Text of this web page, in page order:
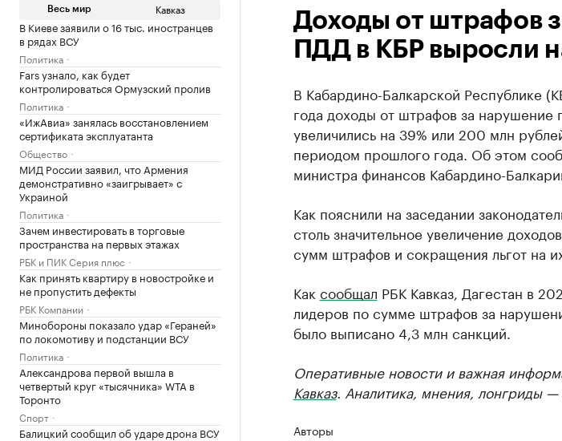
Весь мир Кавказ
В Киеве заявили о 16 тыс. иностранцев
в рядах ВСУ
Политика
Fars узнало, как будет
контролироваться Ормузский пролив
Политика
«ИжАвиа» занялась восстановлением
сертификата эксплуатанта
Общество
МИД России заявил, что Армения
демонстративно «заигрывает» с
Украиной
Политика
Зачем инвестировать в торговые
пространства на первых этажах
РБК и ПИК Серия плюс
Как принять квартиру в новостройке и
не пропустить дефекты
РБК Компании
Минобороны показало удар «Гераней»
по локомотиву и подстанции ВСУ
Политика
Александрова первой вышла в
четвертый круг «тысячника» WTA в
Торонто
Спорт
Балицкий сообщил об ударе дрона ВСУ
Доходы от штрафов
ПДД в КБР выросли
В Кабардино-Балкарской Республике
года доходы от штрафов за нарушение
увеличились на 39% или 200 млн
периодом прошлого года. Об этом
министра финансов Кабардино-
Как пояснили на заседании
столь значительное увеличение
сумм штрафов и сокращения льгот на
Как сообщал РБК Кавказ, Дагестан в
лидеров по сумме штрафов за
было выписано 4,3 млн санкций.
Оперативные новости и важная
Кавказ. Аналитика, мнения, лонгриды —
Авторы